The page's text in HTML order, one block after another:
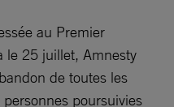
au Premier
le 25 juillet, Amnesty
de toutes les
poursuivies